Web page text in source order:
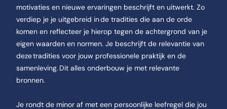
motivaties en nieuwe ervaringen beschrijft en uitwerkt. Zo
verdiep je je uitgebreid in de tradities die aan de orde
komen en reflecteer je hierop tegen de achtergrond van je
eigen waarden en normen. Je beschrijft de relevantie van
deze tradities voor jouw professionele praktijk en de
samenleving. Dit alles onderbouw je met relevante
bronnen.
Je rondt de minor af met een persoonlijke leefregel die jou